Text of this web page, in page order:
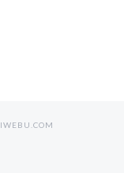
IWEBU.COM